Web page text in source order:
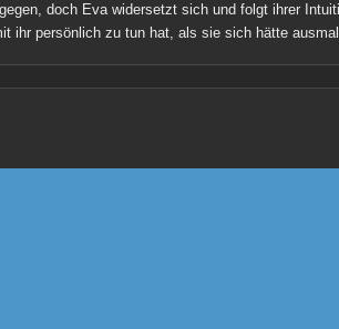
doch Eva widersetzt sich und folgt ihrer
ihr persönlich zu tun hat, als sie sich hätte